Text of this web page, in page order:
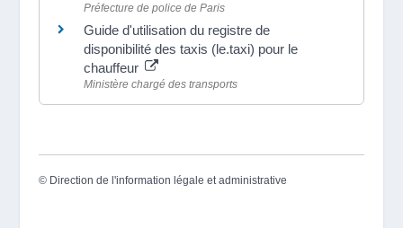
Préfecture de police de Paris
Guide d'utilisation du registre de
disponibilité des taxis (le.taxi) pour le
chauffeur
Ministère chargé des transports
© Direction de l'information légale et administrative